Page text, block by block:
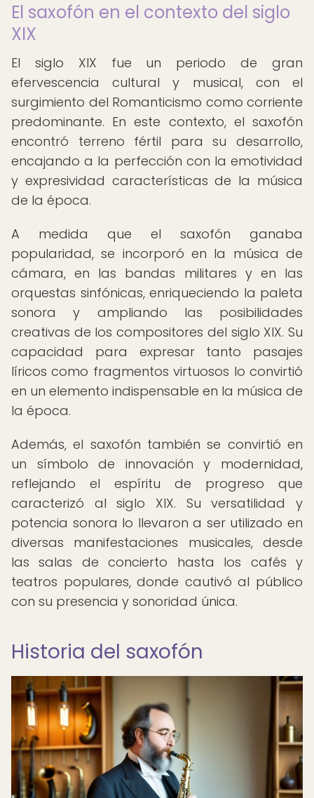
El saxofón en el contexto del siglo
XIX
El siglo XIX fue un periodo de gran
efervescencia cultural y musical, con el
surgimiento del Romanticismo como corriente
predominante. En este contexto, el saxofón
encontró terreno fértil para su desarrollo,
encajando a la perfección con la emotividad
y expresividad características de la música
de la época.
A medida que el saxofón ganaba
popularidad, se incorporó en la música de
cámara, en las bandas militares y en las
orquestas sinfónicas, enriqueciendo la paleta
sonora y ampliando las posibilidades
creativas de los compositores del siglo XIX. Su
capacidad para expresar tanto pasajes
líricos como fragmentos virtuosos lo convirtió
en un elemento indispensable en la música de
la época.
Además, el saxofón también se convirtió en
un símbolo de innovación y modernidad,
reflejando el espíritu de progreso que
caracterizó al siglo XIX. Su versatilidad y
potencia sonora lo llevaron a ser utilizado en
diversas manifestaciones musicales, desde
las salas de concierto hasta los cafés y
teatros populares, donde cautivó al público
con su presencia y sonoridad única.
Historia del saxofón